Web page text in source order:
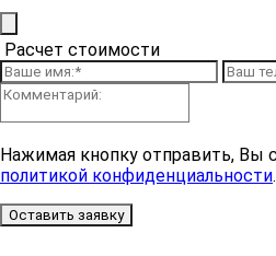
Расчет стоимости
Нажимая кнопку отправить, Вы
политикой конфиденциальности.